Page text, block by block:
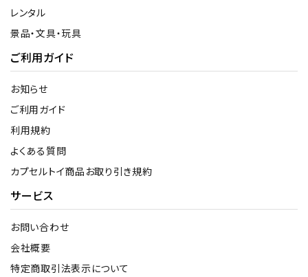
レンタル
景品・文具・玩具
ご利用ガイド
お知らせ
ご利用ガイド
利用規約
よくある質問
カプセルトイ商品お取り引き規約
サービス
お問い合わせ
会社概要
特定商取引法表示について